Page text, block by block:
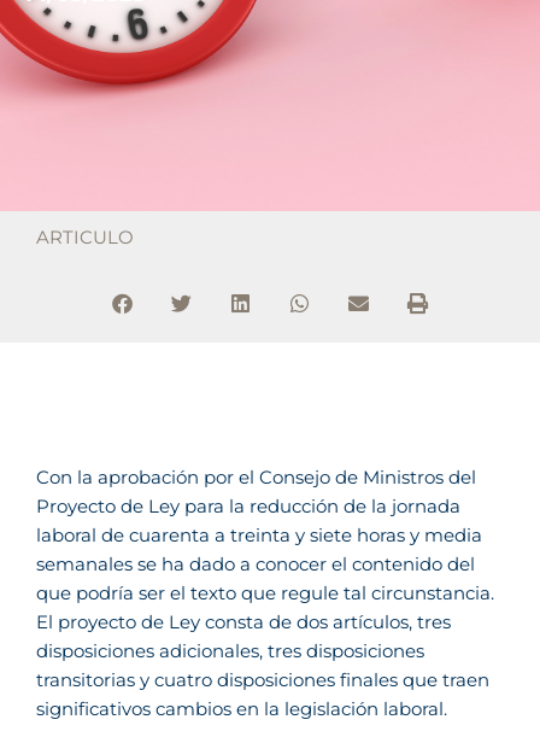
ARTICULO
Con la aprobación por el Consejo de Ministros del
Proyecto de Ley para la reducción de la jornada
laboral de cuarenta a treinta y siete horas y media
semanales se ha dado a conocer el contenido del
que podría ser el texto que regule tal circunstancia.
El proyecto de Ley consta de dos artículos, tres
disposiciones adicionales, tres disposiciones
transitorias y cuatro disposiciones finales que traen
significativos cambios en la legislación laboral.